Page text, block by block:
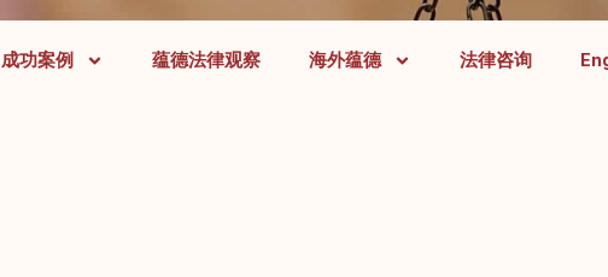
成功案例 蕴德法律观察 海外蕴德 法律咨询